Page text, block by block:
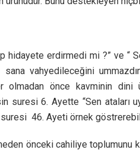
hidayete erdirmedi mi ?” ve “
vahyedileceğini
olmadan önce kavminin dini
suresi 6. Ayette “Sen ataları
46. Ayeti örnek
önceki cahiliye